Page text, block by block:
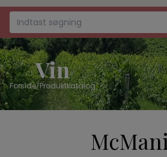
Vin
Forside/Produktkatalog